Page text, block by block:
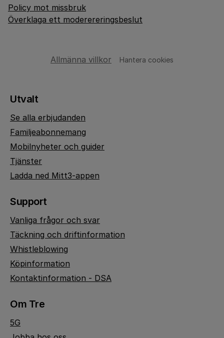
Policy mot missbruk
Överklaga ett moderereringsbeslut
Allmänna villkor Hantera cookies
Utvalt
Se alla erbjudanden
Familjeabonnemang
Mobilnyheter och guider
Tjänster
Ladda ned Mitt3-appen
Support
Vanliga frågor och svar
Täckning och driftinformation
Whistleblowing
Köpinformation
Kontaktinformation - DSA
Om Tre
5G